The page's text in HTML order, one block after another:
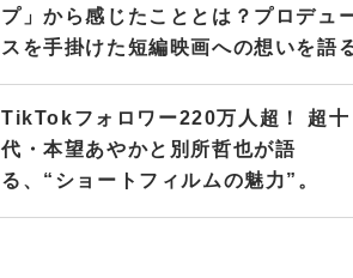
プ」から感じたこととは？プロデュ
スを手掛けた短編映画への想いを語
TikTokフォロワー220万人超！ 超十
代・本望あやかと別所哲也が語
る、“ショートフィルムの魅力”。